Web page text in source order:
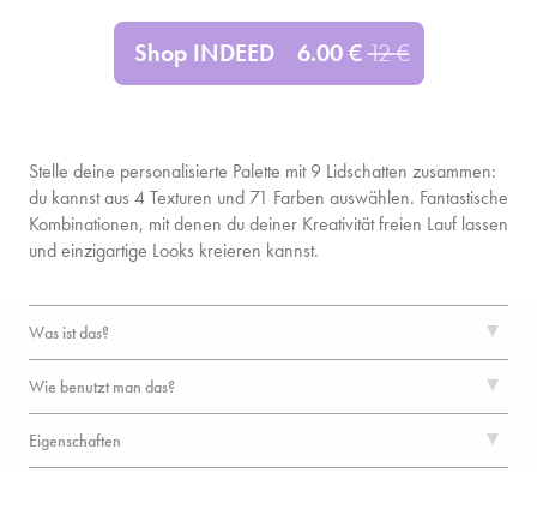
Shop INDEED 12€
6.00€
Stelle deine personalisierte Palette mit9 Lidschatten zusammen:
du kannst aus 4 Texturen und 71 Farben auswählen. Fantastische
Kombinationen, mit denen du deiner Kreativität freien Lauf lassen
und einzigartige Looks kreieren kannst.
Was ist das?
Wie benutzt man das?
Eigenschaften